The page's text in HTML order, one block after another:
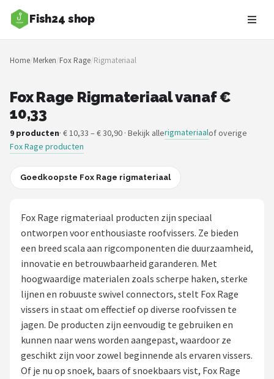
Fish24 shop
Zoeken
NAVIGATIE
Merken
Blog
Hengelsoorten
Molens
Dobbers
Kunstaas
Shop
Westin
Home/Merken/Fox Rage/Rigmateriaal
Fox Rage Rigmateriaal vanaf €
10,33
9 producten· € 10,33 – € 30,90 · Bekijk allerigmateriaalof overige
Fox Rage producten
Goedkoopste Fox Rage rigmateriaal
Fox Rage rigmateriaal producten zijn speciaal
ontworpen voor enthousiaste roofvissers. Ze bieden
een breed scala aan rigcomponenten die duurzaamheid,
innovatie en betrouwbaarheid garanderen. Met
hoogwaardige materialen zoals scherpe haken, sterke
lijnen en robuuste swivel connectors, stelt Fox Rage
vissers in staat om effectief op diverse roofvissen te
jagen. De producten zijn eenvoudig te gebruiken en
kunnen naar wens worden aangepast, waardoor ze
geschikt zijn voor zowel beginnende als ervaren vissers.
Of je nu op snoek, baars of snoekbaars vist, Fox Rage